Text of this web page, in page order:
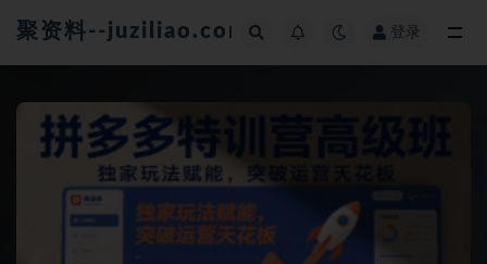
聚资料--juziliao.com--全网资料整合平台
登录